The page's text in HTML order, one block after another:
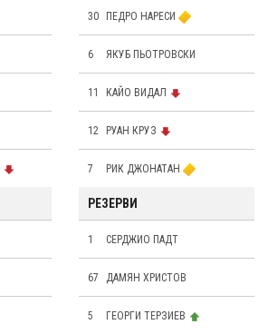
30 ПЕДРО НАРЕСИ
6 ЯКУБ ПЬОТРОВСКИ
11 КАЙО ВИДАЛ
12 РУАН КРУЗ
7 РИК ДЖОНАТАН
РЕЗЕРВИ
1 СЕРДЖИО ПАДТ
67 ДАМЯН ХРИСТОВ
5 ГЕОРГИ ТЕРЗИЕВ